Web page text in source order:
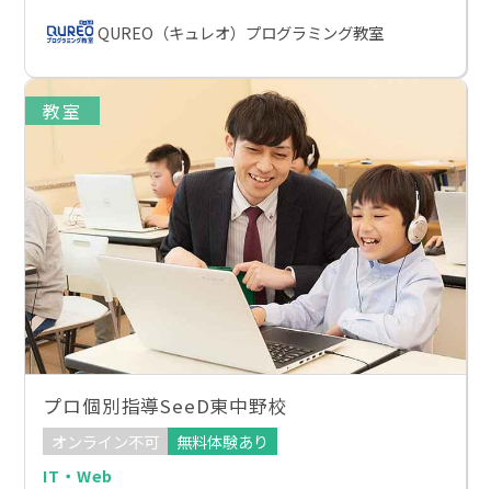
QUREO（キュレオ）プログラミング教室
教室
プロ個別指導SeeD東中野校
オンライン不可
無料体験あり
IT・Web